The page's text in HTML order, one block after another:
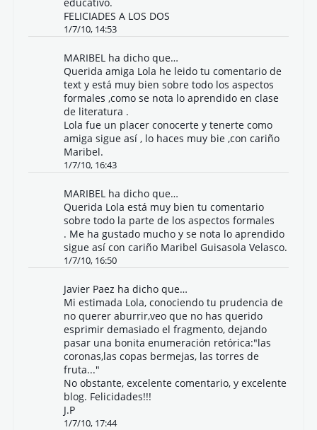
FELICIADES A LOS DOS
1/7/10, 14:53
MARIBEL ha dicho que…
Querida amiga Lola he leido tu comentario de
text y está muy bien sobre todo los aspectos
formales ,como se nota lo aprendido en clase
de literatura .
Lola fue un placer conocerte y tenerte como
amiga sigue así , lo haces muy bie ,con cariño
Maribel.
1/7/10, 16:43
MARIBEL ha dicho que…
Querida Lola está muy bien tu comentario
sobre todo la parte de los aspectos formales
. Me ha gustado mucho y se nota lo aprendido
sigue así con cariño Maribel Guisasola Velasco.
1/7/10, 16:50
Javier Paez ha dicho que…
Mi estimada Lola, conociendo tu prudencia de
no querer aburrir,veo que no has querido
esprimir demasiado el fragmento, dejando
pasar una bonita enumeración retórica:"las
coronas,las copas bermejas, las torres de
fruta..."
No obstante, excelente comentario, y excelente
blog. Felicidades!!!
J.P
1/7/10, 17:44